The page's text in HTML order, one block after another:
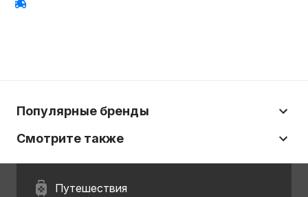
Популярные бренды
Смотрите также
Путешествия